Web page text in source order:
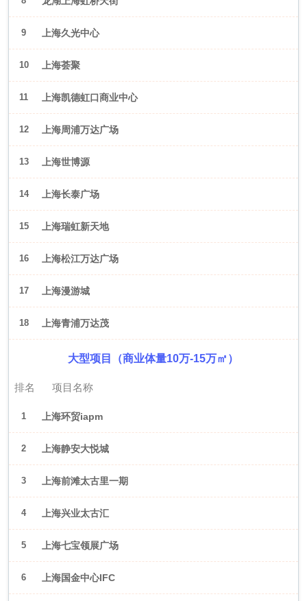
9 上海久光中心
10 上海荟聚
11 上海凯德虹口商业中心
12 上海周浦万达广场
13 上海世博源
14 上海长泰广场
15 上海瑞虹新天地
16 上海松江万达广场
17 上海漫游城
18 上海青浦万达茂
大型项目（商业体量10万-15万㎡）
排名 项目名称
1 上海环贸iapm
2 上海静安大悦城
3 上海前滩太古里一期
4 上海兴业太古汇
5 上海七宝领展广场
6 上海国金中心IFC